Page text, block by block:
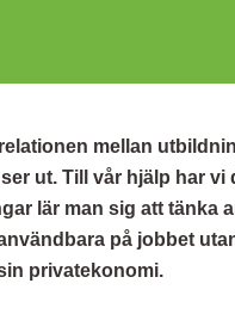
mellan
ut. Till vår hjälp har vi
lär man sig att tänka
på jobbet
privatekonomi.